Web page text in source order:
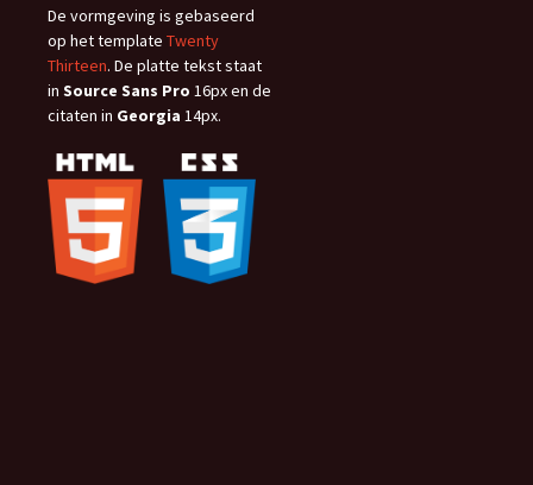
De vormgeving is gebaseerd
op het template Twenty
Thirteen. De platte tekst staat
in Source Sans Pro 16px en de
citaten in Georgia 14px.